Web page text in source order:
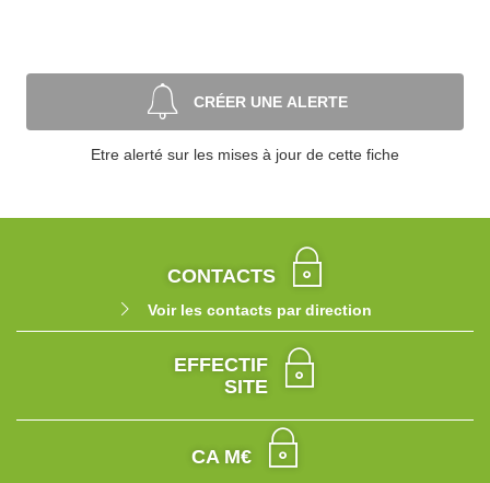
CRÉER UNE ALERTE
Etre alerté sur les mises à jour de cette fiche
CONTACTS
Voir les contacts par direction
EFFECTIF
SITE
CA M€